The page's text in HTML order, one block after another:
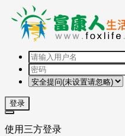
登录
使用三方登录